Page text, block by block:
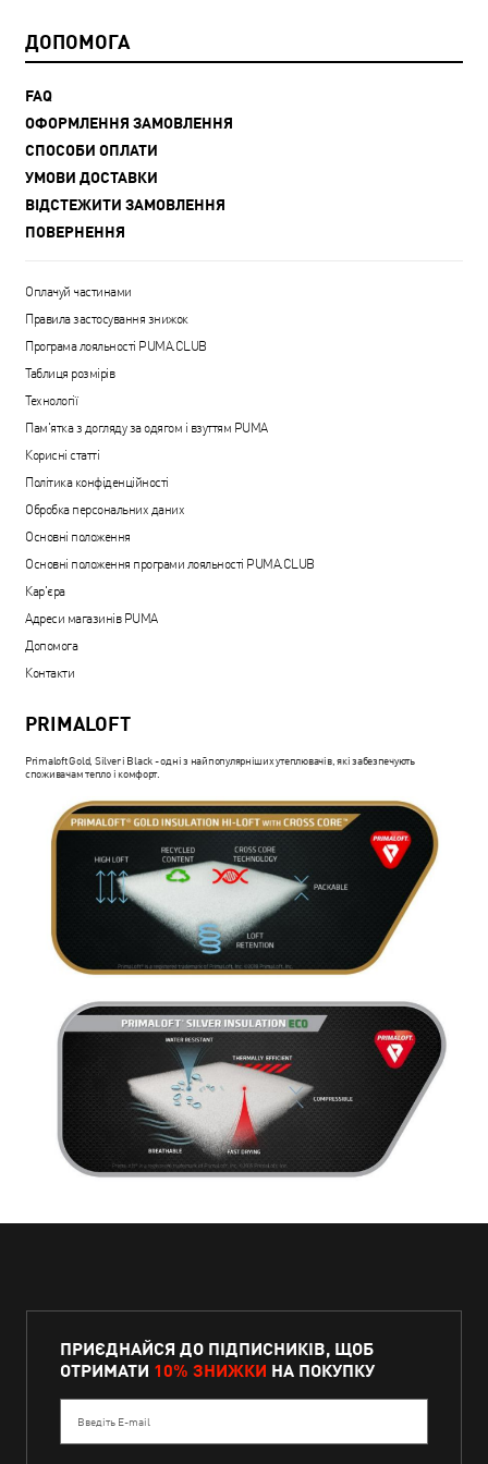
PRIMALOFT
Primaloft Gold, Silver і Black - одні з найпопулярніших утеплювачів, які забезпечують
споживачам тепло і комфорт.
ДОПОМОГА
FAQ
ОФОРМЛЕННЯ ЗАМОВЛЕННЯ
СПОСОБИ ОПЛАТИ
УМОВИ ДОСТАВКИ
ВІДСТЕЖИТИ ЗАМОВЛЕННЯ
ПОВЕРНЕННЯ
Оплачуй частинами
Правила застосування знижок
Програма лояльності PUMA.CLUB
Таблиця розмірів
Технології
Пам'ятка з догляду за одягом і взуттям PUMA
Корисні статті
Політика конфіденційності
Обробка персональних даних
Основні положення
Основні положення програми лояльності PUMA.CLUB
Кар'єра
Адреси магазинів PUMA
Допомога
Контакти
ПРИЄДНАЙСЯ ДО ПІДПИСНИКІВ, ЩОБ
ОТРИМАТИ 10% ЗНИЖКИ НА ПОКУПКУ
Введіть E-mail